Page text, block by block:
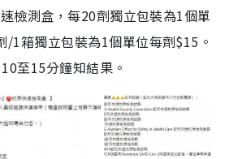
檢測盒，每20劑獨立包裝為1個單
/1箱獨立包裝為1個單位每劑$15。
至15分鐘知結果。